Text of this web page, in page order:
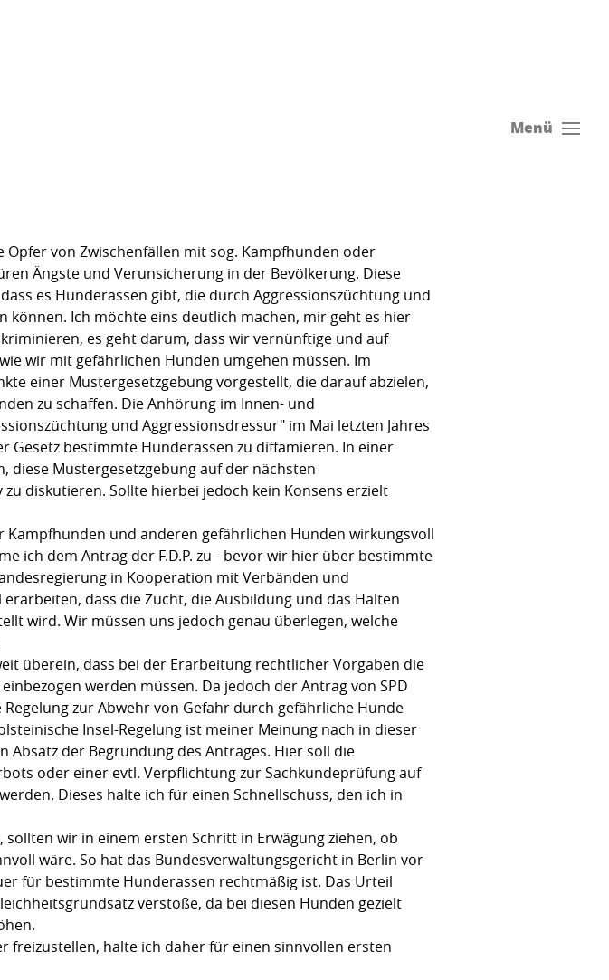
Menü
von Zwischenfällen mit sog. Kampfhunden oder
Ängste und Verunsicherung in der Bevölkerung. Diese
es Hunderassen gibt, die durch Aggressionszüchtung und
können. Ich möchte eins deutlich machen, mir geht es hier
es geht darum, dass wir vernünftige und auf
wir mit gefährlichen Hunden umgehen müssen. Im
einer Mustergesetzgebung vorgestellt, die darauf abzielen,
zu schaffen. Die Anhörung im Innen- und
und Aggressionsdressur" im Mai letzten Jahres
Gesetz bestimmte Hunderassen zu diffamieren. In einer
diese Mustergesetzgebung auf der nächsten
diskutieren. Sollte hierbei jedoch kein Konsens erzielt
und anderen gefährlichen Hunden wirkungsvoll
ich dem Antrag der F.D.P. zu - bevor wir hier über bestimmte
in Kooperation mit Verbänden und
dass die Zucht, die Ausbildung und das Halten
wird. Wir müssen uns jedoch genau überlegen, welche
überein, dass bei der Erarbeitung rechtlicher Vorgaben die
werden müssen. Da jedoch der Antrag von SPD
zur Abwehr von Gefahr durch gefährliche Hunde
Insel-Regelung ist meiner Meinung nach in dieser
Absatz der Begründung des Antrages. Hier soll die
oder einer evtl. Verpflichtung zur Sachkundeprüfung auf
Dieses halte ich für einen Schnellschuss, den ich in
wir in einem ersten Schritt in Erwägung ziehen, ob
wäre. So hat das Bundesverwaltungsgericht in Berlin vor
für bestimmte Hunderassen rechtmäßig ist. Das Urteil
verstoße, da bei diesen Hunden gezielt
freizustellen, halte ich daher für einen sinnvollen ersten